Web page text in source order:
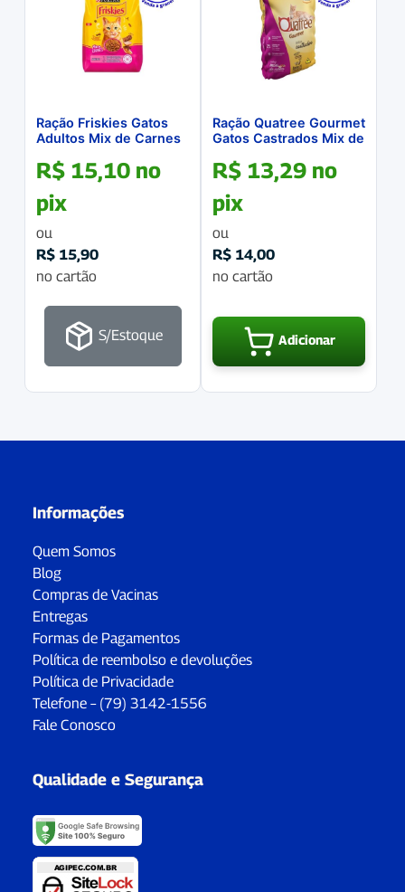
Ração Friskies Gatos
Adultos Mix de Carnes
R$ 15,10 no
pix
ou
R$ 15,90
no cartão
S/Estoque
Ração Quatree Gourmet
Gatos Castrados Mix de
R$ 13,29 no
pix
ou
R$ 14,00
no cartão
Adicionar
Informações
Quem Somos
Blog
Compras de Vacinas
Entregas
Formas de Pagamentos
Política de reembolso e devoluções
Política de Privacidade
Telefone – (79) 3142-1556
Fale Conosco
Qualidade e Segurança